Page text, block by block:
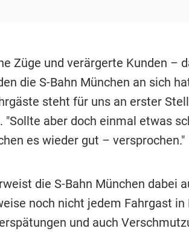
Züge und verärgerte Kunden –
die S-Bahn München an sich
steht für uns an erster
. "Sollte aber doch einmal etwas
es wieder gut – versprochen."
die S-Bahn München dabei
noch nicht jedem Fahrgast
und auch